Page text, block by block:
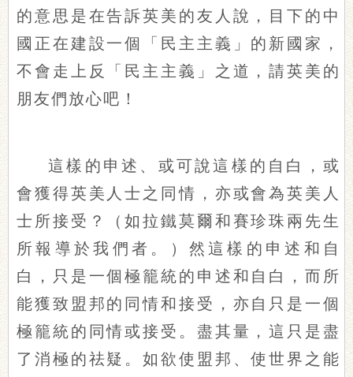
的意思是在告訴英美的友人說，目下的中
國正在建設一個「民主主義」的新國家，
不會走上反「民主主義」之道，請英美的
朋友們放心吧！
這樣的申述、或可說這樣的自白，或
會獲得英美人士之同情，亦或會為英美人
士所接受？（如拉鐵莫爾和賽珍珠兩先生
所報導於我們者。）然這樣的申述和自
白，只是一個極籠統的申述和自白，而所
能獲致盟邦的同情和接受，亦自只是一個
極籠統的同情或接受。盡其量，這只是盡
了消極的祛疑。如欲使盟邦、使世界之能